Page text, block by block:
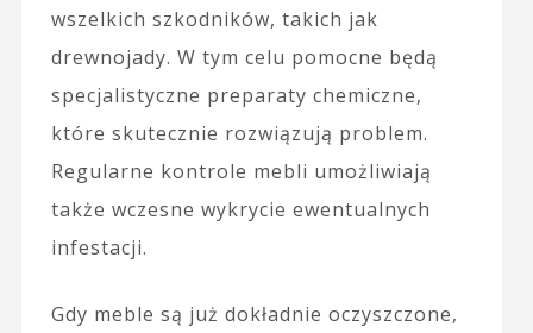
wszelkich szkodników, takich jak
drewnojady. W tym celu pomocne będą
specjalistyczne preparaty chemiczne,
które skutecznie rozwiązują problem.
Regularne kontrole mebli umożliwiają
także wczesne wykrycie ewentualnych
infestacji.
Gdy meble są już dokładnie oczyszczone,